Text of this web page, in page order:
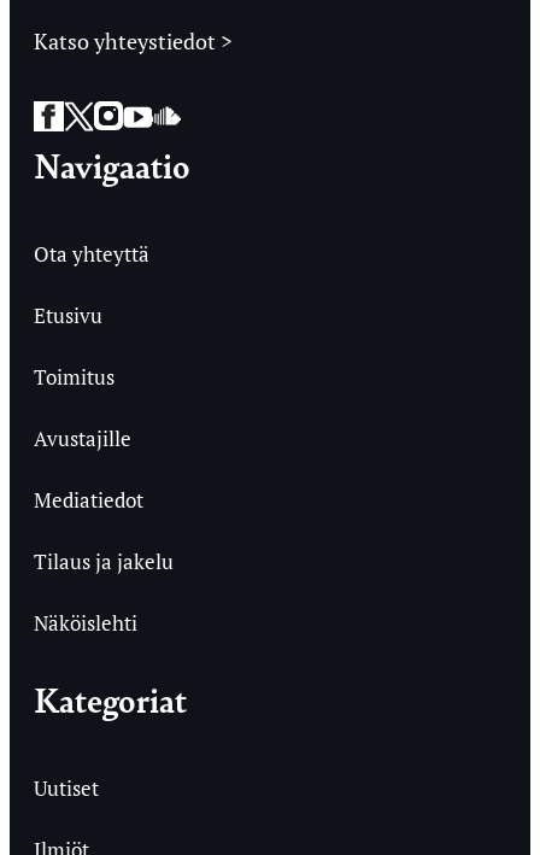
Katso yhteystiedot >
Facebook
Twitter
Instagram
YouTube
SoundCloud
Navigaatio
Ota yhteyttä
Etusivu
Toimitus
Avustajille
Mediatiedot
Tilaus ja jakelu
Näköislehti
Kategoriat
Uutiset
Ilmiöt